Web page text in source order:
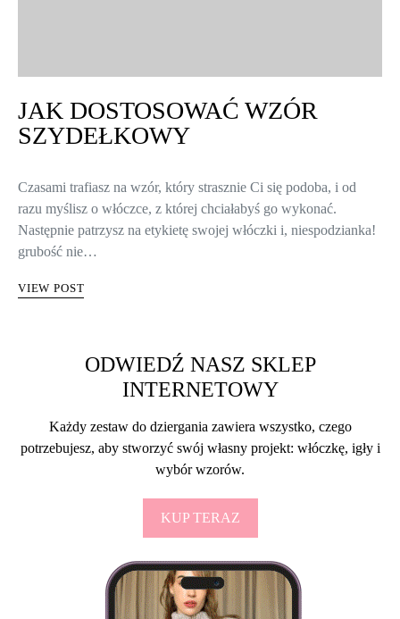
JAK DOSTOSOWAĆ WZÓR
SZYDEŁKOWY
Czasami trafiasz na wzór, który strasznie Ci się podoba, i od
razu myślisz o włóczce, z której chciałabyś go wykonać.
Następnie patrzysz na etykietę swojej włóczki i, niespodzianka!
grubość nie…
VIEW POST
ODWIEDŹ NASZ SKLEP
INTERNETOWY
Każdy zestaw do dziergania zawiera wszystko, czego
potrzebujesz, aby stworzyć swój własny projekt: włóczkę, igły i
wybór wzorów.
KUP TERAZ